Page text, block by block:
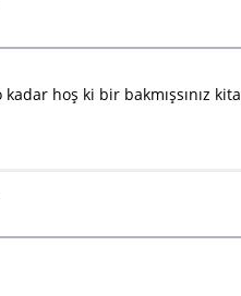
hoş ki bir bakmışsınız